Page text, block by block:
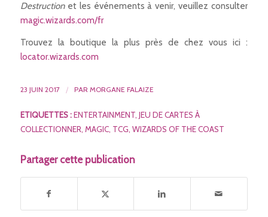
Destructionet les événements à venir, veuillez consulter
magic.wizards.com/fr
Trouvez la boutique la plus près de chez vous ici :
locator.wizards.com
23 JUIN 2017 / PAR MORGANE FALAIZE
ETIQUETTES : ENTERTAINMENT, JEU DE CARTES À
COLLECTIONNER, MAGIC, TCG, WIZARDS OF THE COAST
Partager cette publication